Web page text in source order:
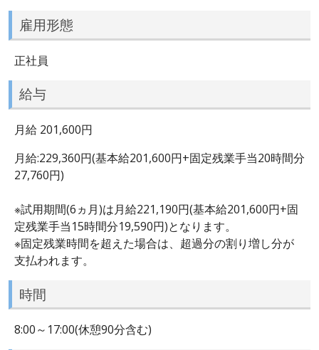
雇用形態
正社員
給与
月給 201,600円
月給:229,360円(基本給201,600円+固定残業手当20時間分
27,760円)
※試用期間(6ヵ月)は月給221,190円(基本給201,600円+固
定残業手当15時間分19,590円)となります。
※固定残業時間を超えた場合は、超過分の割り増し分が
支払われます。
時間
8:00～17:00(休憩90分含む)